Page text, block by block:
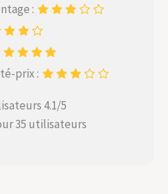
:
prix :
4.1/5
35 utilisateurs